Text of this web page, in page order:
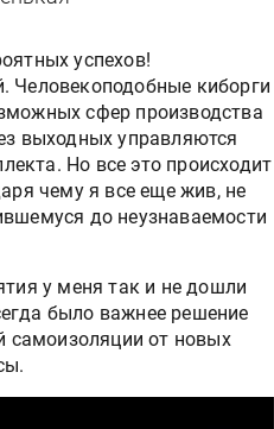
успехов!
Человекоподобные киборги
сфер производства
выходных управляются
Но все это происходит
чему я все еще жив, не
до неузнаваемости
у меня так и не дошли
было важнее решение
самоизоляции от новых